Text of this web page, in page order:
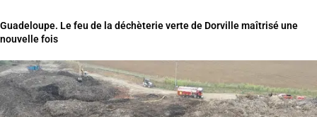
Guadeloupe. Le feu de la déchèterie verte de Dorville maîtrisé une
nouvelle fois